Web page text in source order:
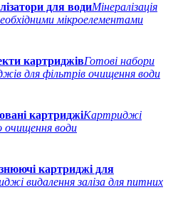
для водиМінералізація
мікроелементами
картриджівГотові набори
для фільтрів очищення води
картриджіКартриджі
очищення води
картриджі для
видалення заліза для питних